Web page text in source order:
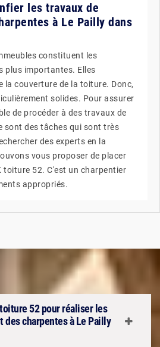
les travaux de
à Le Pailly dans
constituent les
plus importantes. Elles
la couverture de la toiture. Donc,
solides. Pour assurer
de procéder à des travaux de
sont des tâches qui sont très
des experts en la
vous proposer de placer
toiture 52. C'est un charpentier
appropriés.
52 pour réaliser les
des charpentes à Le Pailly